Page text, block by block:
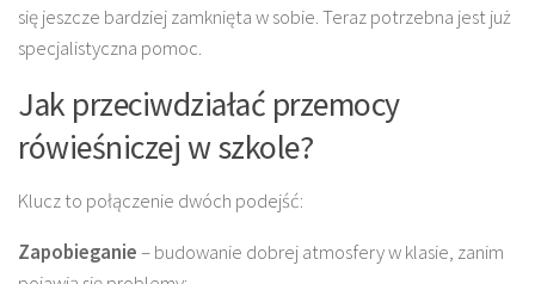
się jeszcze bardziej zamknięta w sobie. Teraz potrzebna jest już
specjalistyczna pomoc.
Jak przeciwdziałać przemocy
rówieśniczej w szkole?
Klucz to połączenie dwóch podejść:
Zapobieganie– budowanie dobrej atmosfery w klasie, zanim